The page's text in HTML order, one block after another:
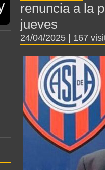
renuncia a la
jueves
24/04/2025 | 167